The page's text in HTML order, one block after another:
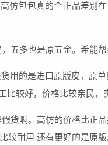
仿包包真的个正品差别
五多也是原五金。希能帮
用的是进口原版皮，原
比较好，价格比较亲民，
货啊。高仿的价格比正
较耐用 还有更好的是原版